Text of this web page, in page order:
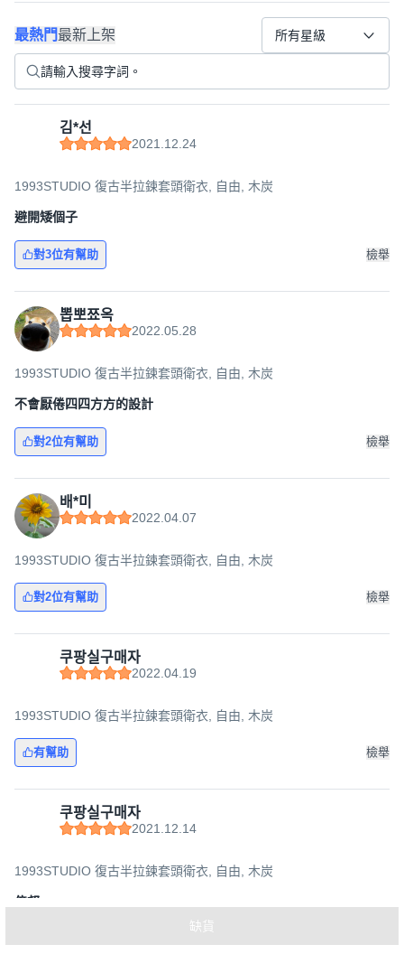
缺貨
最熱門最新上架 所有星級
김*선
2021.12.24
1993STUDIO 復古半拉鍊套頭衛衣, 自由, 木炭
避開矮個子
對3位有幫助 檢舉
뽑뽀쬬옥
2022.05.28
1993STUDIO 復古半拉鍊套頭衛衣, 自由, 木炭
不會厭倦四四方方的設計
對2位有幫助 檢舉
배*미
2022.04.07
1993STUDIO 復古半拉鍊套頭衛衣, 自由, 木炭
對2位有幫助 檢舉
쿠팡실구매자
2022.04.19
1993STUDIO 復古半拉鍊套頭衛衣, 自由, 木炭
有幫助 檢舉
쿠팡실구매자
2021.12.14
1993STUDIO 復古半拉鍊套頭衛衣, 自由, 木炭
億邦